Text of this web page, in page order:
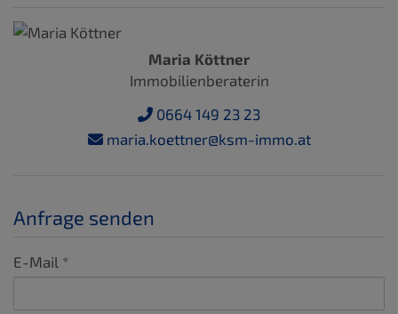
Maria Köttner
Immobilienberaterin
0664 149 23 23
maria.koettner@ksm-immo.at
Anfrage senden
E-Mail